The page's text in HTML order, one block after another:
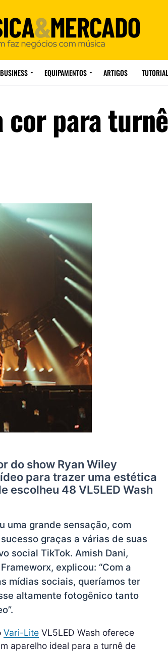
EQUIPAMENTOS ARTIGOS TUTORIAL
para
do show Ryan Wiley
para trazer uma estética
escolheu 48 VL5LED Wash
uma grande sensação, com
graças a várias de suas
social TikTok. Amish Dani,
explicou: “Com a
mídias sociais, queríamos ter
altamente fotogênico tanto
Vari-Lite VL5LED Wash oferece
aparelho ideal para a turnê de